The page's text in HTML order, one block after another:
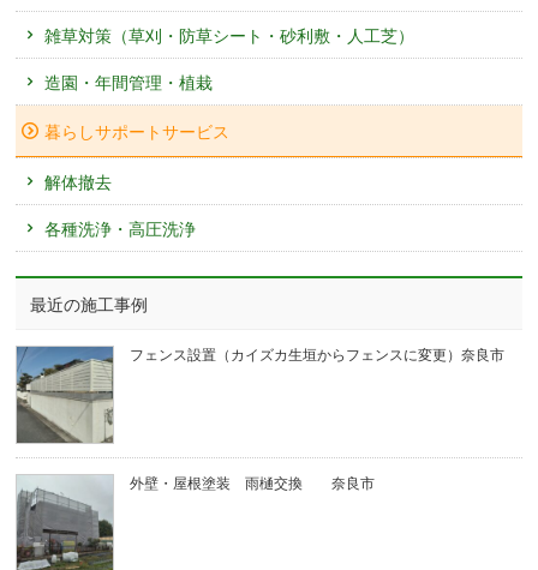
雑草対策（草刈・防草シート・砂利敷・人工芝）
造園・年間管理・植栽
暮らしサポートサービス
解体撤去
各種洗浄・高圧洗浄
最近の施工事例
フェンス設置（カイズカ生垣からフェンスに変更）奈良市
外壁・屋根塗装 雨樋交換 奈良市